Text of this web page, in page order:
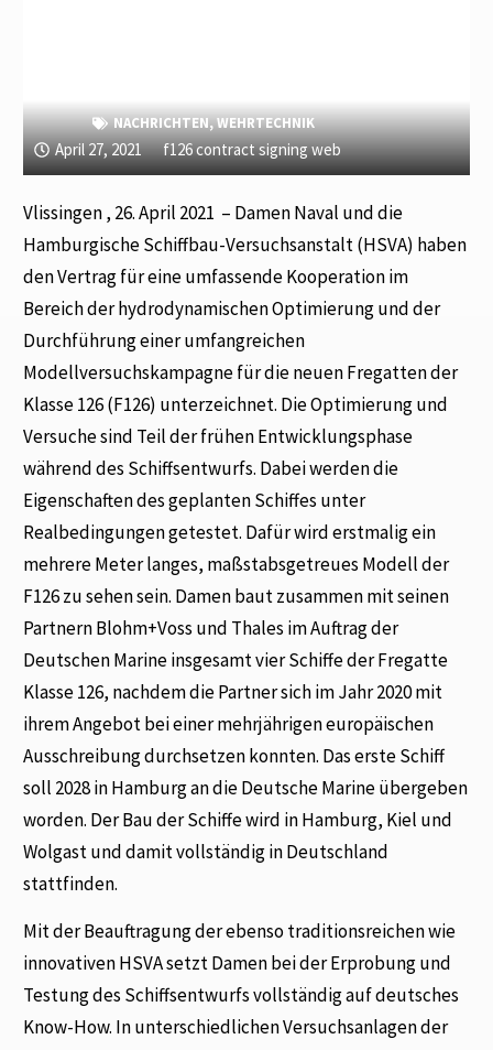
NACHRICHTEN,WEHRTECHNIK
April 27, 2021 f126 contract signing web
Vlissingen , 26. April 2021 – Damen Naval und die
Hamburgische Schiffbau-Versuchsanstalt (HSVA) haben
den Vertrag für eine umfassende Kooperation im
Bereich der hydrodynamischen Optimierung und der
Durchführung einer umfangreichen
Modellversuchskampagne für die neuen Fregatten der
Klasse 126 (F126) unterzeichnet. Die Optimierung und
Versuche sind Teil der frühen Entwicklungsphase
während des Schiffsentwurfs. Dabei werden die
Eigenschaften des geplanten Schiffes unter
Realbedingungen getestet. Dafür wird erstmalig ein
mehrere Meter langes, maßstabsgetreues Modell der
F126 zu sehen sein. Damen baut zusammen mit seinen
Partnern Blohm+Voss und Thales im Auftrag der
Deutschen Marine insgesamt vier Schiffe der Fregatte
Klasse 126, nachdem die Partner sich im Jahr 2020 mit
ihrem Angebot bei einer mehrjährigen europäischen
Ausschreibung durchsetzen konnten. Das erste Schiff
soll 2028 in Hamburg an die Deutsche Marine übergeben
worden. Der Bau der Schiffe wird in Hamburg, Kiel und
Wolgast und damit vollständig in Deutschland
stattfinden.
Mit der Beauftragung der ebenso traditionsreichen wie
innovativen HSVA setzt Damen bei der Erprobung und
Testung des Schiffsentwurfs vollständig auf deutsches
Know-How. In unterschiedlichen Versuchsanlagen der